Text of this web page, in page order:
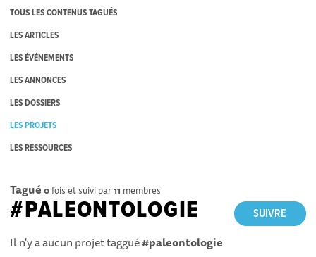
TOUS LES CONTENUS TAGUÉS
LES ARTICLES
LES ÉVÉNEMENTS
LES ANNONCES
LES DOSSIERS
LES PROJETS
LES RESSOURCES
Tagué 0fois et suivi par11 membres
SUIVRE
#PALEONTOLOGIE
Il n'y a aucun projet taggué#paleontologie